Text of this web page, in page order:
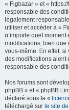
« Figbazar » et «
responsable des
légalement
utiliser et accéder à «
n’importe quel
modifications, bien que
vous-même. En effet,
des modifications aient
responsable des
Nos forums sont
phpBB » et « phpBB
déclaré sous la «
téléchargé sur le site